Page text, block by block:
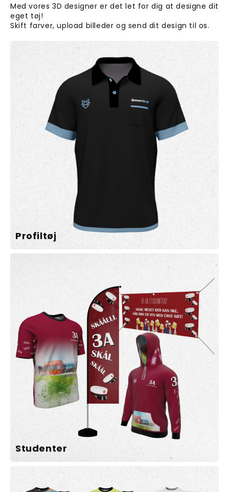
Med vores 3D designer er det let for dig at designe dit
eget tøj!
Skift farver, upload billeder og send dit design til os.
Profiltøj
Studenter